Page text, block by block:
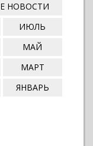
НОВОСТИ
ИЮЛЬ
МАЙ
МАРТ
ЯНВАРЬ